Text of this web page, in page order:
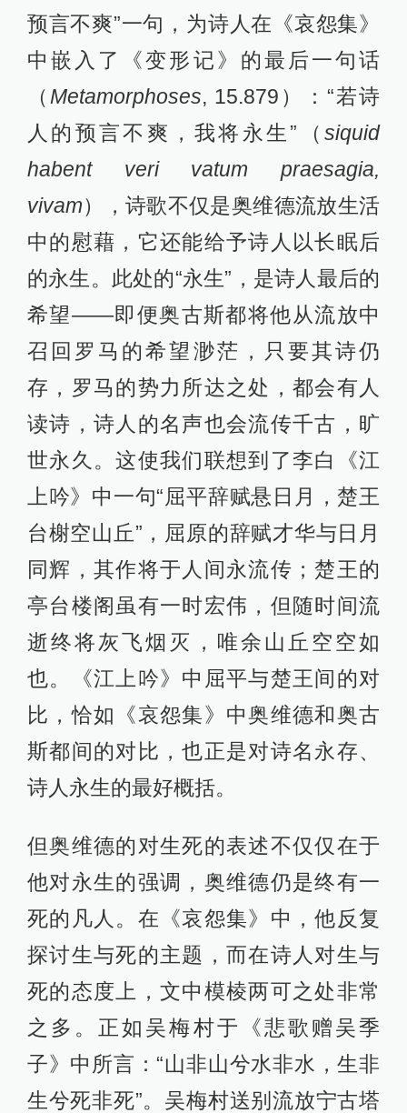
预言不爽”一句，为诗人在《哀怨集》
中嵌入了《变形记》的最后一句话
（ Metamorphoses, 15.879）：“若诗
人的预言不爽，我将永生”（siquid
habent veri vatum praesagia,
vivam），诗歌不仅是奥维德流放生活
中的慰藉，它还能给予诗人以长眠后
的永生。此处的“永生”，是诗人最后的
希望——即便奥古斯都将他从流放中
召回罗马的希望渺茫，只要其诗仍
存，罗马的势力所达之处，都会有人
读诗，诗人的名声也会流传千古，旷
世永久。这使我们联想到了李白《江
上吟》中一句“屈平辞赋悬日月，楚王
台榭空山丘”，屈原的辞赋才华与日月
同辉，其作将于人间永流传；楚王的
亭台楼阁虽有一时宏伟，但随时间流
逝终将灰飞烟灭，唯余山丘空空如
也。《江上吟》中屈平与楚王间的对
比，恰如《哀怨集》中奥维德和奥古
斯都间的对比，也正是对诗名永存、
诗人永生的最好概括。
但奥维德的对生死的表述不仅仅在于
他对永生的强调，奥维德仍是终有一
死的凡人。在《哀怨集》中，他反复
探讨生与死的主题，而在诗人对生与
死的态度上，文中模棱两可之处非常
之多。正如吴梅村于《悲歌赠吴季
子》中所言：“山非山兮水非水，生非
生兮死非死”。吴梅村送别流放宁古塔